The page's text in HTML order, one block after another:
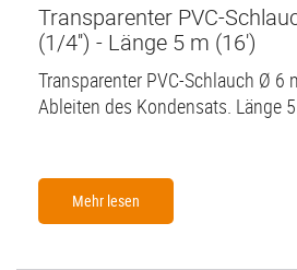
Transparenter PVC-
(1/4'') - Länge 5 m (16')
Transparenter PVC-Schlauch Ø 6
Ableiten des Kondensats. Länge
Mehr lesen